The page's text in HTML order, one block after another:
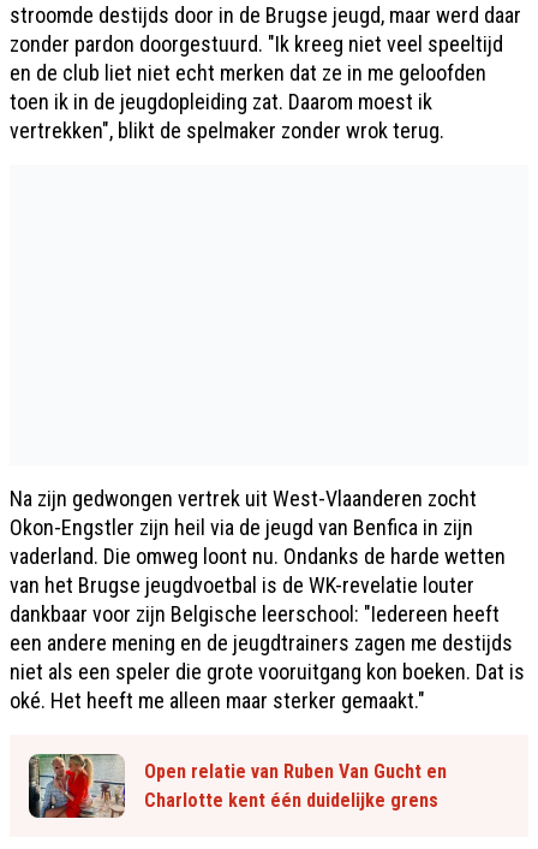
stroomde destijds door in de Brugse jeugd, maar werd daar
zonder pardon doorgestuurd. "Ik kreeg niet veel speeltijd
en de club liet niet echt merken dat ze in me geloofden
toen ik in de jeugdopleiding zat. Daarom moest ik
vertrekken", blikt de spelmaker zonder wrok terug.
Na zijn gedwongen vertrek uit West-Vlaanderen zocht
Okon-Engstler zijn heil via de jeugd van Benfica in zijn
vaderland. Die omweg loont nu. Ondanks de harde wetten
van het Brugse jeugdvoetbal is de WK-revelatie louter
dankbaar voor zijn Belgische leerschool: "Iedereen heeft
een andere mening en de jeugdtrainers zagen me destijds
niet als een speler die grote vooruitgang kon boeken. Dat is
oké. Het heeft me alleen maar sterker gemaakt."
Open relatie van Ruben Van Gucht en
Charlotte kent één duidelijke grens